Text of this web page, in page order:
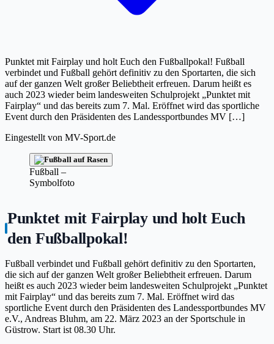
Punktet mit Fairplay und holt Euch den Fußballpokal! Fußball
verbindet und Fußball gehört definitiv zu den Sportarten, die sich
auf der ganzen Welt großer Beliebtheit erfreuen. Darum heißt es
auch 2023 wieder beim landesweiten Schulprojekt „Punktet mit
Fairplay“ und das bereits zum 7. Mal. Eröffnet wird das sportliche
Event durch den Präsidenten des Landessportbundes MV […]
Eingestellt von MV-Sport.de
Fußball –
Symbolfoto
Punktet mit Fairplay und holt Euch
den Fußballpokal!
Fußball verbindet und Fußball gehört definitiv zu den Sportarten,
die sich auf der ganzen Welt großer Beliebtheit erfreuen. Darum
heißt es auch 2023 wieder beim landesweiten Schulprojekt „Punktet
mit Fairplay“ und das bereits zum 7. Mal. Eröffnet wird das
sportliche Event durch den Präsidenten des Landessportbundes MV
e.V., Andreas Bluhm, am 22. März 2023 an der Sportschule in
Güstrow. Start ist 08.30 Uhr.